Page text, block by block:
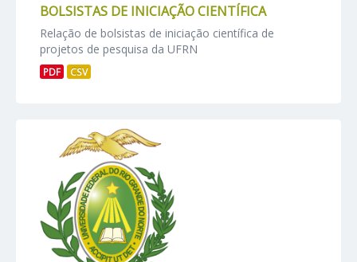
BOLSISTAS DE INICIAÇÃO CIENTÍFICA
Relação de bolsistas de iniciação científica de
projetos de pesquisa da UFRN
PDF CSV